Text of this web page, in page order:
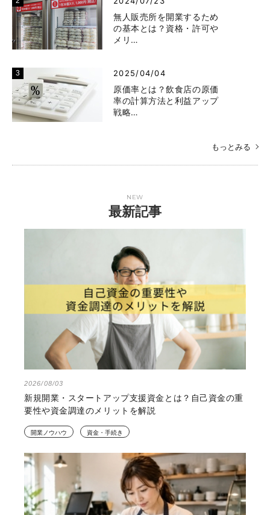
無人販売所を開業するため
の基本とは？資格・許可や
メリ…
2025/04/04
原価率とは？飲食店の原価
率の計算方法と利益アップ
戦略…
もっとみる
NEW
最新記事
2026/08/03
新規開業・スタートアップ支援資金とは？自己資金の重
要性や資金調達のメリットを解説
開業ノウハウ 資金・手続き